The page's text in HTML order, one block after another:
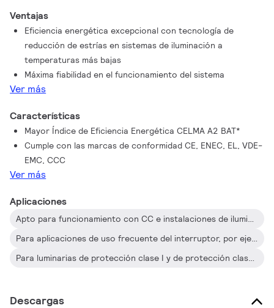
construcciones nuevas o renovaciones dentro del sector
comercial, incluidos el montaje sobre superficies generales o la
iluminación de oficinas, estacionamientos, depósitos,
resistente al agua u otras aplicaciones.
Ventajas
Eficiencia energética excepcional con tecnología de
reducción de estrías en sistemas de iluminación a
temperaturas más bajas
Máxima fiabilidad en el funcionamiento del sistema
Ver más
Características
Mayor Índice de Eficiencia Energética CELMA A2 BAT*
Cumple con las marcas de conformidad CE, ENEC, EL, VDE-
EMC, CCC
Ver más
Aplicaciones
Apto para funcionamiento con CC e instalaciones de iluminación de emergencia; cumplimiento total de los requerimientos para iluminación de emergencia conforme a EN 61347-2-3 -anexo J
Para aplicaciones de uso frecuente del interruptor, por ejemplo, cuando se utilizan dispositivos de control de detección de movimiento
Para luminarias de protección clase I y de protección clase II que se utilizan en edificios de oficinas, hospitales, supermercados, tiendas departamentales, instalaciones industriales y escuelas
Descargas